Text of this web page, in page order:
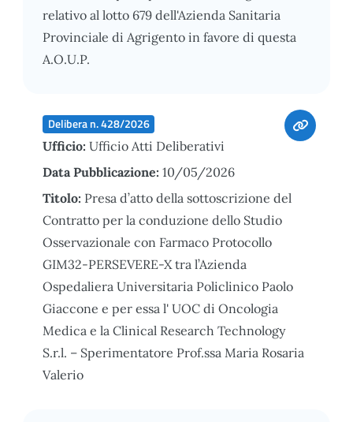
relativo al lotto 679 dell'Azienda Sanitaria
Provinciale di Agrigento in favore di questa
A.O.U.P.
Delibera n. 428/2026
Ufficio: Ufficio Atti Deliberativi
Data Pubblicazione: 10/05/2026
Titolo: Presa d’atto della sottoscrizione del
Contratto per la conduzione dello Studio
Osservazionale con Farmaco Protocollo
GIM32-PERSEVERE-X tra l’Azienda
Ospedaliera Universitaria Policlinico Paolo
Giaccone e per essa l' UOC di Oncologia
Medica e la Clinical Research Technology
S.r.l. – Sperimentatore Prof.ssa Maria Rosaria
Valerio